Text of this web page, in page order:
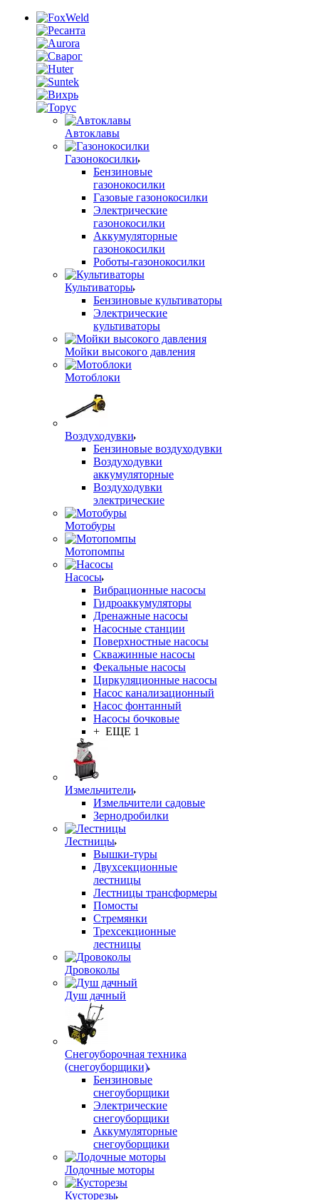
Автоклавы
Газонокосилки
Бензиновые
газонокосилки
Газовые газонокосилки
Электрические
газонокосилки
Аккумуляторные
газонокосилки
Роботы-газонокосилки
Культиваторы
Бензиновые культиваторы
Электрические
культиваторы
Мойки высокого давления
Мотоблоки
Воздуходувки
Бензиновые воздуходувки
Воздуходувки
аккумуляторные
Воздуходувки
электрические
Мотобуры
Мотопомпы
Насосы
Вибрационные насосы
Гидроаккумуляторы
Дренажные насосы
Насосные станции
Поверхностные насосы
Скважинные насосы
Фекальные насосы
Циркуляционные насосы
Насос канализационный
Насос фонтанный
Насосы бочковые
+ ЕЩЕ 1
Измельчители
Измельчители садовые
Зернодробилки
Лестницы
Вышки-туры
Двухсекционные
лестницы
Лестницы трансформеры
Помосты
Стремянки
Трехсекционные
лестницы
Дровоколы
Душ дачный
Снегоуборочная техника
(снегоуборщики)
Бензиновые
снегоуборщики
Электрические
снегоуборщики
Аккумуляторные
снегоуборщики
Лодочные моторы
Кусторезы